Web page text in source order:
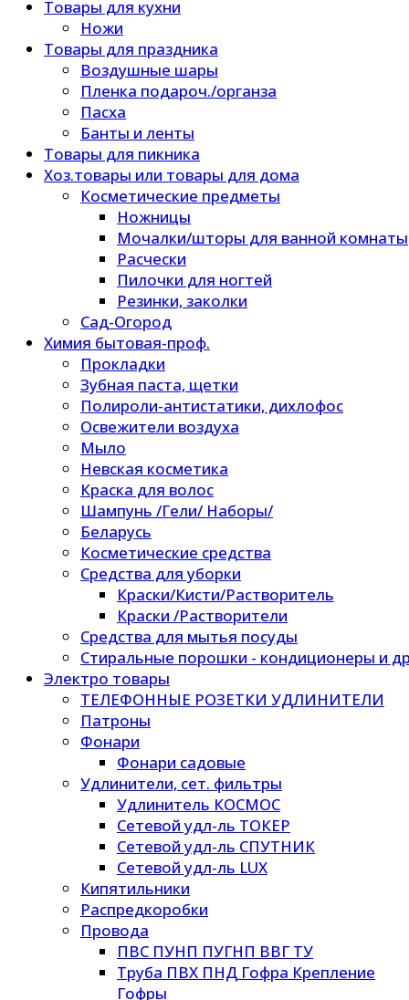
Товары для кухни
Ножи
Товары для праздника
Воздушные шары
Пленка подароч./органза
Пасха
Банты и ленты
Товары для пикника
Хоз.товары или товары для дома
Косметические предметы
Ножницы
Мочалки/шторы для ванной комнаты
Расчески
Пилочки для ногтей
Резинки, заколки
Сад-Огород
Химия бытовая-проф.
Прокладки
Зубная паста, щетки
Полироли-антистатики, дихлофос
Освежители воздуха
Мыло
Невская косметика
Краска для волос
Шампунь /Гели/ Наборы/
Беларусь
Косметические средства
Средства для уборки
Краски/Кисти/Растворитель
Краски /Растворители
Средства для мытья посуды
Стиральные порошки - кондиционеры и
Электро товары
ТЕЛЕФОННЫЕ РОЗЕТКИ УДЛИНИТЕЛИ
Патроны
Фонари
Фонари садовые
Удлинители, сет. фильтры
Удлинитель КОСМОС
Сетевой удл-ль ТОКЕР
Сетевой удл-ль СПУТНИК
Сетевой удл-ль LUX
Кипятильники
Распредкоробки
Провода
ПВС ПУНП ПУГНП ВВГ ТУ
Труба ПВХ ПНД Гофра Крепление
Гофры